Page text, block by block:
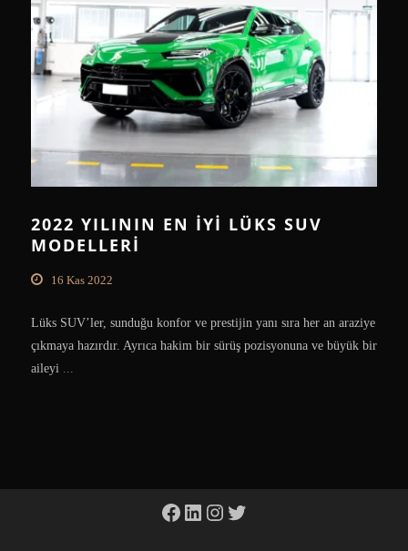
2022 YILININ EN İYI LÜKS SUV
MODELLERI
16 Kas 2022
Lüks SUV’ler, sunduğu konfor ve prestijin yanı sıra her an araziye
çıkmaya hazırdır. Ayrıca hakim bir sürüş pozisyonuna ve büyük bir
aileyi ...
Facebook
LinkedIn
Instagram
Twitter